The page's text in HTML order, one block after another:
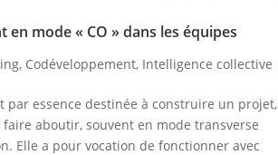
en mode « CO » dans les équipes
, Codéveloppement, Intelligence collective
par essence destinée à construire un projet,
aboutir, souvent en mode transverse
Elle a pour vocation de fonctionner avec